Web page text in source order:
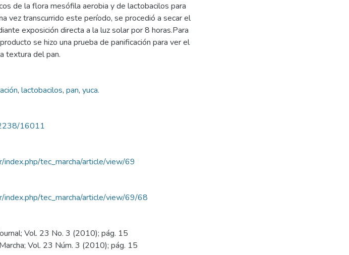
de la flora mesófila aerobia y de lactobacilos para
vez transcurrido este período, se procedió a secar el
exposición directa a la luz solar por 8 horas.Para
se hizo una prueba de panificación para ver el
textura del pan.
, lactobacilos, pan, yuca.
16011
index.php/tec_marcha/article/view/69
index.php/tec_marcha/article/view/69/68
Vol. 23 No. 3 (2010); pág. 15
Vol. 23 Núm. 3 (2010); pág. 15